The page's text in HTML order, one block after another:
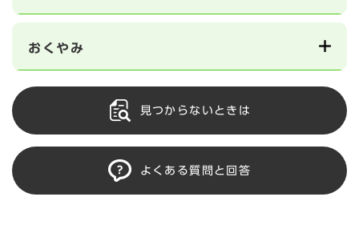
おくやみ
見つからないときは
よくある質問と回答